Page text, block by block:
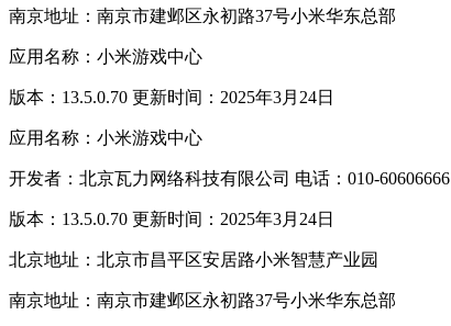
南京地址：南京市建邺区永初路37号小米华东总部
应用名称：小米游戏中心
版本：13.5.0.70 更新时间：2025年3月24日
应用名称：小米游戏中心
开发者：北京瓦力网络科技有限公司 电话：010-60606666
版本：13.5.0.70 更新时间：2025年3月24日
北京地址：北京市昌平区安居路小米智慧产业园
南京地址：南京市建邺区永初路37号小米华东总部